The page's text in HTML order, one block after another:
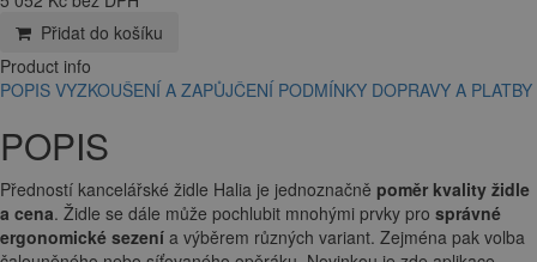
Přidat do košíku
Product info
POPIS VYZKOUŠENÍ A ZAPŮJČENÍ PODMÍNKY DOPRAVY A PLATBY
POPIS
Předností kancelářské židle Halia je jednoznačně poměr kvality židle
a cena. Židle se dále může pochlubit mnohými prvky pro správné
ergonomické sezení a výběrem různých variant. Zejména pak volba